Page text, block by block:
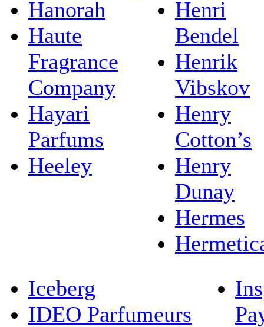
Hanorah
Haute
Fragrance
Company
Hayari
Parfums
Heeley
Henri
Bendel
Henrik
Vibskov
Henry
Cotton’s
Henry
Dunay
Hermes
Iceberg
IDEO Parfumeurs